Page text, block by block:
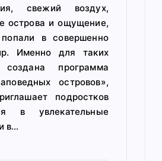
свежий воздух,
острова и ощущение,
в совершенно
Именно для таких
создана программа
островов»,
подростков
в увлекательные
в…